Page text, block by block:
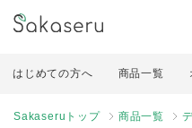
はじめての方へ 商品一覧
Sakaseruトップ 商品一覧